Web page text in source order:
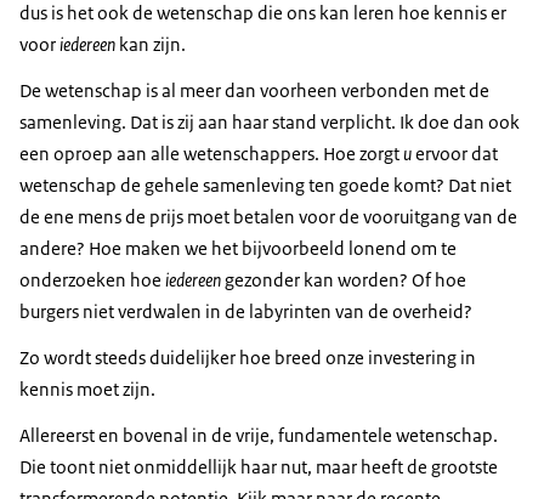
dus is het ook de wetenschap die ons kan leren hoe kennis er
vooriedereen kan zijn.
De wetenschap is al meer dan voorheen verbonden met de
samenleving. Dat is zij aan haar stand verplicht. Ik doe dan ook
een oproep aan alle wetenschappers. Hoe zorgt uervoor dat
wetenschap de gehele samenleving ten goede komt? Dat niet
de ene mens de prijs moet betalen voor de vooruitgang van de
andere? Hoe maken we het bijvoorbeeld lonend om te
onderzoeken hoe iedereengezonder kan worden? Of hoe
burgers niet verdwalen in de labyrinten van de overheid?
Zo wordt steeds duidelijker hoe breed onze investering in
kennis moet zijn.
Allereerst en bovenal in de vrije, fundamentele wetenschap.
Die toont niet onmiddellijk haar nut, maar heeft de grootste